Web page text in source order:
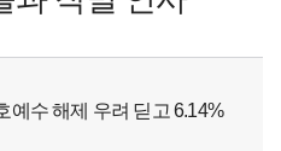
예수 해제 우려 딛고 6.14%